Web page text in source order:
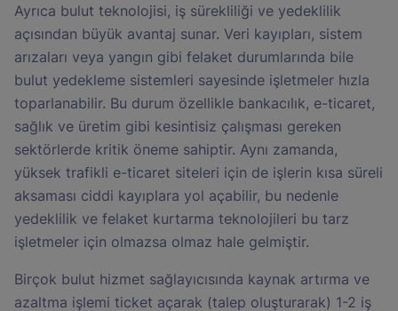
Ayrıca bulut teknolojisi, iş sürekliliği ve yedeklilik
açısından büyük avantaj sunar. Veri kayıpları, sistem
arızaları veya yangın gibi felaket durumlarında bile
bulut yedekleme sistemleri sayesinde işletmeler hızla
toparlanabilir. Bu durum özellikle bankacılık, e-ticaret,
sağlık ve üretim gibi kesintisiz çalışması gereken
sektörlerde kritik öneme sahiptir. Aynı zamanda,
yüksek trafikli e-ticaret siteleri için de işlerin kısa süreli
aksaması ciddi kayıplara yol açabilir, bu nedenle
yedeklilik ve felaket kurtarma teknolojileri bu tarz
işletmeler için olmazsa olmaz hale gelmiştir.
Birçok bulut hizmet sağlayıcısında kaynak artırma ve
azaltma işlemi ticket açarak (talep oluşturarak) 1-2 iş